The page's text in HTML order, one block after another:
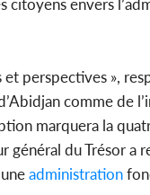
perspectives »,
comme de
marquera la
général du Trésor a
administration